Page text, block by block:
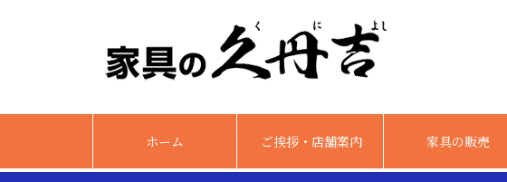
ホーム ご挨拶・店舗案内 家具の販売